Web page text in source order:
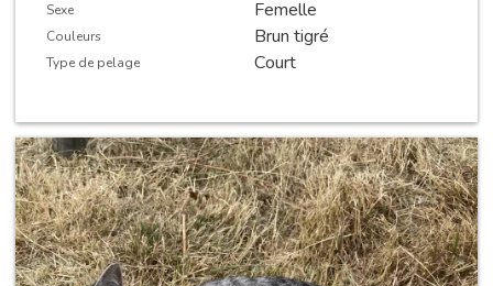
Sexe Femelle
Couleurs Brun tigré
Type de pelage Court